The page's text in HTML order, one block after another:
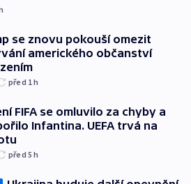
se znovu pokouší omezit
amerického občanství
před 1h
FIFA se omluvilo za chyby a
Infantina. UEFA trvá na
před 5h